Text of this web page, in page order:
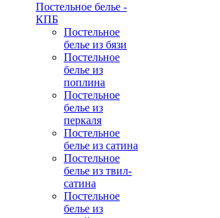
Постельное белье -
КПБ
Постельное
белье из бязи
Постельное
белье из
поплина
Постельное
белье из
перкаля
Постельное
белье из сатина
Постельное
белье из твил-
сатина
Постельное
белье из